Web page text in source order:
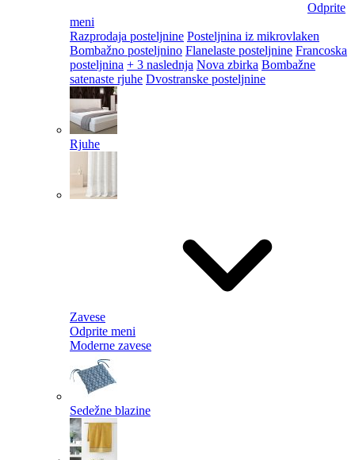
Odprite
meni
Razprodaja posteljnine Posteljnina iz mikrovlaken
Bombažno posteljnino Flanelaste posteljnine Francoska
posteljnina + 3 naslednja Nova zbirka Bombažne
satenaste rjuhe Dvostranske posteljnine
Rjuhe
Zavese
Odprite meni
Moderne zavese
Sedežne blazine